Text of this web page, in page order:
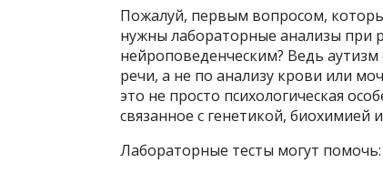
Пожалуй, первым вопросом,
нужны лабораторные анализы при
нейроповеденческим? Ведь
речи, а не по анализу крови или
это не просто психологическая
связанное с генетикой,
Лабораторные тесты могут помочь: